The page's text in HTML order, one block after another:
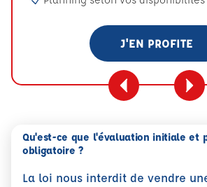
J'EN PROFITE
Qu'est-ce que l'évaluation initiale et
obligatoire ?
La loi nous interdit de vendre